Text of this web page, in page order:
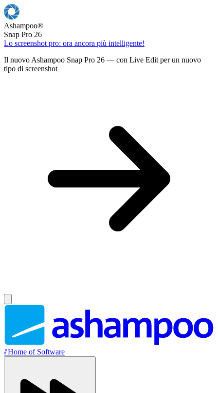
Ashampoo®
Snap Pro 26
Lo screenshot pro: ora ancora più intelligente!
Il nuovo Ashampoo Snap Pro 26 — con Live Edit per un nuovo
tipo di screenshot
//Home of Software